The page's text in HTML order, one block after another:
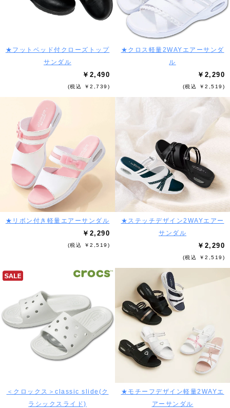
★フットベッド付クローズトップ
サンダル
￥2,490
(税込 ￥2,739)
★クロス軽量2WAYエアーサンダ
ル
￥2,290
(税込 ￥2,519)
★リボン付き軽量エアーサンダル
￥2,290
(税込 ￥2,519)
★ステッチデザイン2WAYエアー
サンダル
￥2,290
(税込 ￥2,519)
＜クロックス＞classic slide(ク
ラシックスライド)
★モチーフデザイン軽量2WAYエ
アーサンダル